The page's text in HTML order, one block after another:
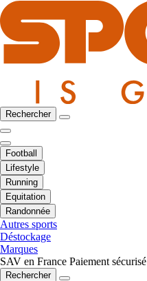
Rechercher
Football
Lifestyle
Running
Equitation
Randonnée
Autres sports
Déstockage
Marques
SAV en France Paiement sécurisé
Rechercher